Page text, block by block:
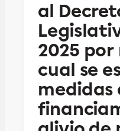
al
2025
cual se
medidas